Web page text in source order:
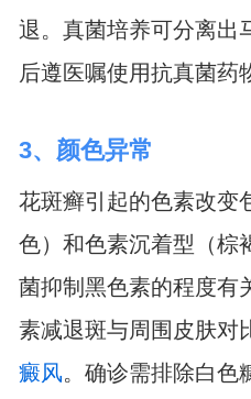
退。真菌培养可分离出
后遵医嘱使用抗真菌药
3、颜色异常
花斑癣引起的色素改变
色）和色素沉着型（棕
菌抑制黑色素的程度有
素减退斑与周围皮肤对
癜风。确诊需排除白色